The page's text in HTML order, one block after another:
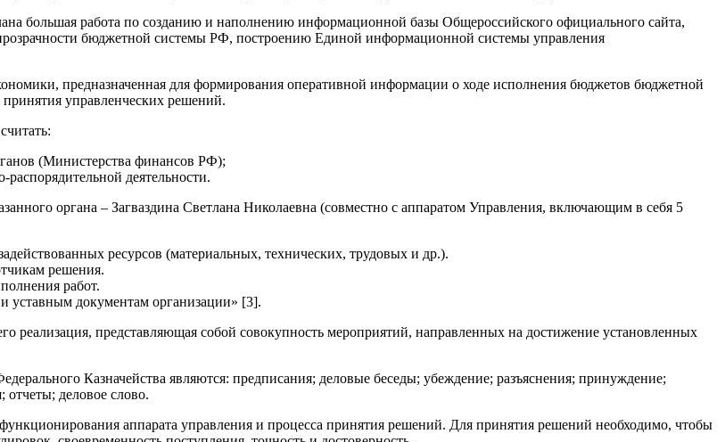
большая работа по созданию и наполнению информационной базы Общероссийского официального сайта,
бюджетной системы РФ, построению Единой информационной системы управления
предназначенная для формирования оперативной информации о ходе исполнения бюджетов бюджетной
управленческих решений.
(Министерства финансов РФ);
деятельности.
органа – Загваздина Светлана Николаевна (совместно с аппаратом Управления, включающим в себя 5
ресурсов (материальных, технических, трудовых и др.).
решения.
работ.
уставным документам организации» [3].
реализация, представляющая собой совокупность мероприятий, направленных на достижение установленных
Казначейства являются: предписания; деловые беседы; убеждение; разъяснения; принуждение;
отчеты; деловое слово.
аппарата управления и процесса принятия решений. Для принятия решений необходимо, чтобы